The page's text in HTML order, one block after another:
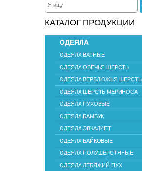
КАТАЛОГ ПРОДУКЦИИ
ОДЕЯЛА
ОДЕЯЛА ВАТНЫЕ
ОДЕЯЛА ОВЕЧЬЯ ШЕРСТЬ
ОДЕЯЛА ВЕРБЛЮЖЬЯ ШЕРСТЬ
ОДЕЯЛА ШЕРСТЬ МЕРИНОСА
ОДЕЯЛА ПУХОВЫЕ
ОДЕЯЛА БАМБУК
ОДЕЯЛА ЭВКАЛИПТ
ОДЕЯЛА БАЙКОВЫЕ
ОДЕЯЛА ПОЛУШЕРСТЯНЫЕ
ОДЕЯЛА ЛЕБЯЖИЙ ПУХ